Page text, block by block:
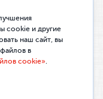
cookie и другие
наш сайт, вы
в
cookie».